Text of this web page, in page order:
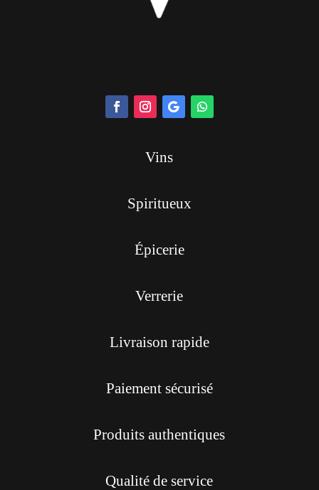
Vins
Spiritueux
Épicerie
Verrerie
Livraison rapide
Paiement sécurisé
Produits authentiques
Qualité de service